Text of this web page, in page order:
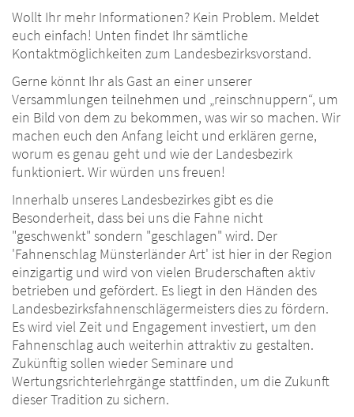
Wollt Ihr mehr Informationen? Kein Problem. Meldet
euch einfach! Unten findet Ihr sämtliche
Kontaktmöglichkeiten zum Landesbezirksvorstand.
Gerne könnt Ihr als Gast an einer unserer
Versammlungen teilnehmen und „reinschnuppern“, um
ein Bild von dem zu bekommen, was wir so machen. Wir
machen euch den Anfang leicht und erklären gerne,
worum es genau geht und wie der Landesbezirk
funktioniert. Wir würden uns freuen!
Innerhalb unseres Landesbezirkes gibt es die
Besonderheit, dass bei uns die Fahne nicht
"geschwenkt" sondern "geschlagen" wird. Der
'Fahnenschlag Münsterländer Art' ist hier in der Region
einzigartig und wird von vielen Bruderschaften aktiv
betrieben und gefördert. Es liegt in den Händen des
Landesbezirksfahnenschlägermeisters dies zu fördern.
Es wird viel Zeit und Engagement investiert, um den
Fahnenschlag auch weiterhin attraktiv zu gestalten.
Zukünftig sollen wieder Seminare und
Wertungsrichterlehrgänge stattfinden, um die Zukunft
dieser Tradition zu sichern.